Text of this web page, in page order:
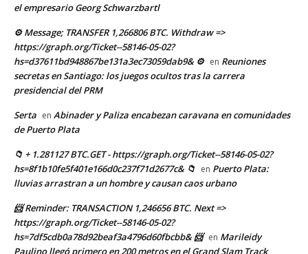
el empresario Georg Schwarzbartl
⚙ Message; TRANSFER 1,266806 BTC. Withdraw =>
https://graph.org/Ticket--58146-05-02?
hs=d37611bd948867be131a3ec73059dab9& ⚙ en Reuniones
secretas en Santiago: los juegos ocultos tras la carrera
presidencial del PRM
Serta en Abinader y Paliza encabezan caravana en comunidades
de Puerto Plata
📁 + 1.281127 BTC.GET - https://graph.org/Ticket--58146-05-02?
hs=8f1b10fe5f401e166d0c237f71d2677c& 📁 en Puerto Plata:
lluvias arrastran a un hombre y causan caos urbano
📨 Reminder: TRANSACTION 1,246656 BTC. Next =>
https://graph.org/Ticket--58146-05-02?
hs=7df5cdb0a78d92beaf3a4796d60fbcbb& 📨 en Marileidy
Paulino llegó primero en 200 metros en el Grand Slam Track